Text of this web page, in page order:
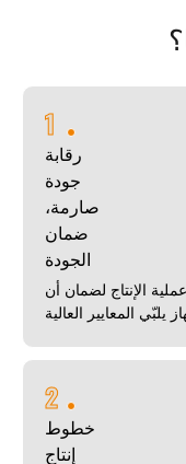
1
رقابة
جودة
صارمة،
ضمان
الجودة
الإنتاج لضمان أن
2
خطوط
إنتاج